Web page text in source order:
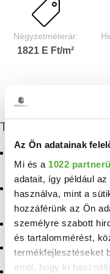
Az Ön adatainak
Mi és a 1022
adatait, így például
használva, mint a
hozzáférünk az Ön
személyre szabott
és tartalommérést,
termékfejlesztéseket
arról, hogy ki
Négyzetméterár:
1821 E Ft/m²
További eladó
Angyalföld
Eladó téglalakás
Angyalföld
Eladó lakás Angyalföld
Eladó lakás
Eladó lakás Népsziget